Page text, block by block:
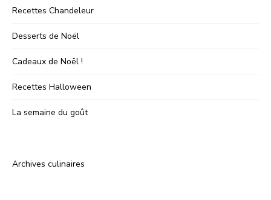
Recettes Chandeleur
Desserts de Noël
Cadeaux de Noël !
Recettes Halloween
La semaine du goût
Archives culinaires